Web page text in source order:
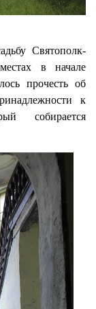
Святополк-
в начале
прочесть об
к
собирается